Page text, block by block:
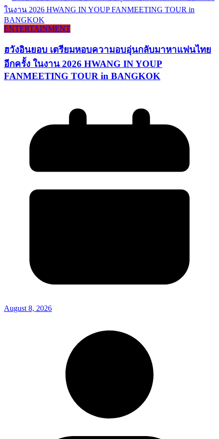
ENTERTAINMENT
ฮวังอินยอบ เตรียมหอบความอบอุ่นกลับมาหาแฟนไทย
อีกครั้ง ในงาน 2026 HWANG IN YOUP
FANMEETING TOUR in BANGKOK
August 8, 2026